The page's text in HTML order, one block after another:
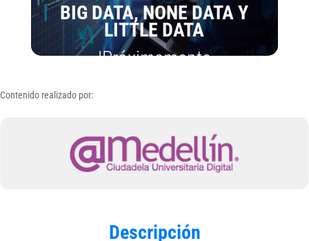
BIG DATA, NONE DATA Y
LITTLE DATA
|Próximamente
Contenido realizado por:
Descripción